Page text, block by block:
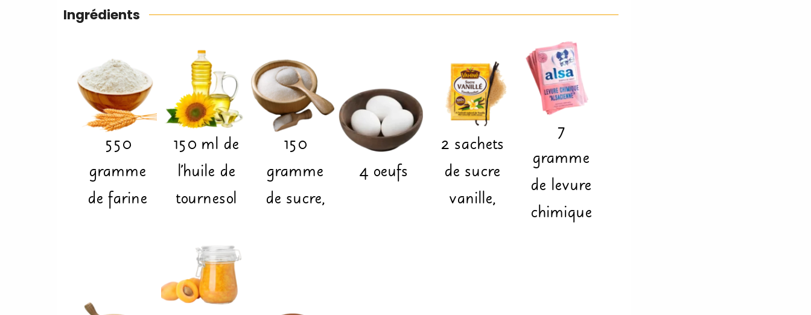
Ingrédients
550
gramme
de farine
150 ml de
l'huile de
tournesol
150
gramme
de sucre,
4 oeufs
2 sachets
de sucre
vanille,
7
gramme
de levure
chimique